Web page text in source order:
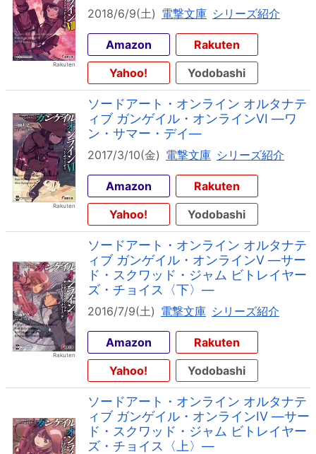
2018/6/9(土) 電撃文庫 シリーズ紹介
Amazon
Rakuten
Yahoo!
Yodobashi
ソードアート・オンライン オルタナテ
ィブ ガンゲイル・オンラインVI ―ワ
ン・サマー・デイ―
2017/3/10(金) 電撃文庫 シリーズ紹介
Amazon
Rakuten
Yahoo!
Yodobashi
ソードアート・オンライン オルタナテ
ィブ ガンゲイル・オンラインV ―サー
ド・スクワッド・ジャム ビトレイヤー
ズ・チョイス〈下〉―
2016/7/9(土) 電撃文庫 シリーズ紹介
Amazon
Rakuten
Yahoo!
Yodobashi
ソードアート・オンライン オルタナテ
ィブ ガンゲイル・オンラインIV ―サー
ド・スクワッド・ジャム ビトレイヤー
ズ・チョイス〈上〉―